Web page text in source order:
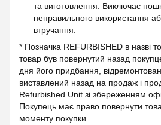
та виготовлення. Виключає
неправильного використання
втручання.
* Позначка REFURBISHED в назві
товар був повернутий назад
дня його придбання,
виставлений назад на продаж і
Refurbished Unit зі збереженням
Покупець має право повернути
моменту покупки.